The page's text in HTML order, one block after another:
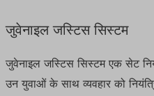
जुवेनाइल जस्टिस सिस्टम
जुवेनाइल जस्टिस सिस्टम एक सेट
उन युवाओं के साथ व्यवहार को